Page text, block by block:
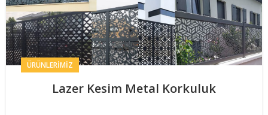
ÜRÜNLERIMIZ
Lazer Kesim Metal Korkuluk